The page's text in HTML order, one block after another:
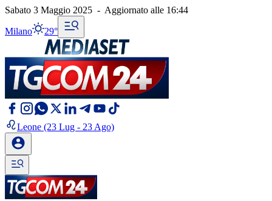
Sabato 3 Maggio 2025 - Aggiornato alle 16:44
Milano 29°
Leone (23 Lug - 23 Ago)